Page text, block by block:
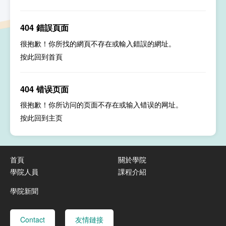
404 錯誤頁面
很抱歉！你所找的網頁不存在或輸入錯誤的網址。
按此回到首頁
404 错误页面
很抱歉！你所访问的页面不存在或输入错误的网址。
按此回到主页
首頁
關於學院
學院人員
課程介紹
學院新聞
Contact 友情鏈接